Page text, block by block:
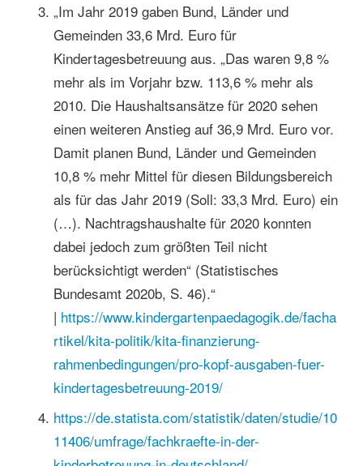
„Im Jahr 2019 gaben Bund, Länder und
Gemeinden 33,6 Mrd. Euro für
Kindertagesbetreuung aus. „Das waren 9,8 %
mehr als im Vorjahr bzw. 113,6 % mehr als
2010. Die Haushaltsansätze für 2020 sehen
einen weiteren Anstieg auf 36,9 Mrd. Euro vor.
Damit planen Bund, Länder und Gemeinden
10,8 % mehr Mittel für diesen Bildungsbereich
als für das Jahr 2019 (Soll: 33,3 Mrd. Euro) ein
(…). Nachtragshaushalte für 2020 konnten
dabei jedoch zum größten Teil nicht
berücksichtigt werden“ (Statistisches
Bundesamt 2020b, S. 46).“
| https://www.kindergartenpaedagogik.de/facha
rtikel/kita-politik/kita-finanzierung-
rahmenbedingungen/pro-kopf-ausgaben-fuer-
kindertagesbetreuung-2019/
https://de.statista.com/statistik/daten/studie/10
11406/umfrage/fachkraefte-in-der-